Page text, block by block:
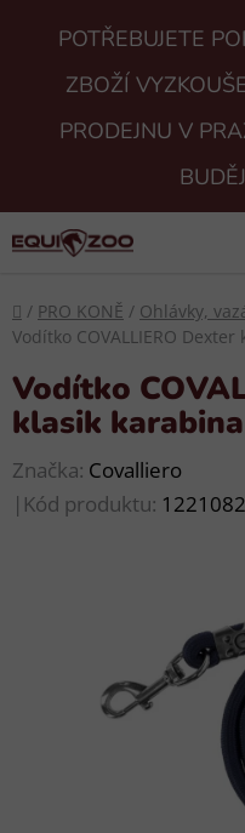
POTŘEBUJETE
ZBOŽÍ
PRODEJNU V
Domů
/ PRO KONĚ / Ohlávky,
Vodítko COVALLIERO
Vodítko
klasik
Značka: Covalliero
| Kód produktu: